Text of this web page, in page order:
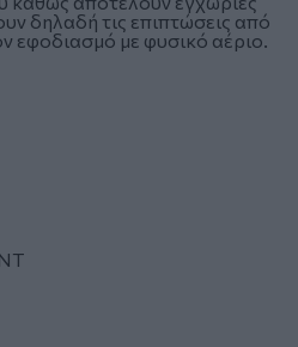
δηλαδή τις επιπτώσεις από
εφοδιασμό με φυσικό αέριο.